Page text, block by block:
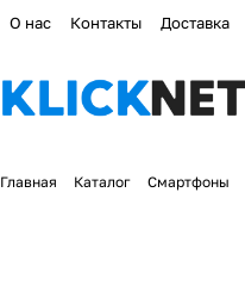
О нас Контакты Доставка
Главная Каталог Смартфоны